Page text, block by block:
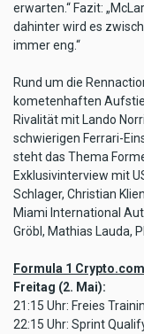
erwarten.“ Fazit:
dahinter wird es
immer eng.“
Rund um die
kometenhaften
Rivalität mit Lando
schwierigen Ferrari-
steht das Thema
Exklusivinterview mit
Schlager, Christian
Miami International
Gröbl, Mathias Lauda,
Formula 1
Freitag (2. Mai):
21:15 Uhr: Freies
22:15 Uhr: Sprint